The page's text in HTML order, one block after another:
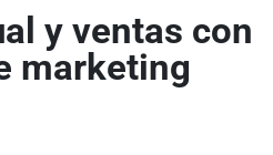
y ventas con
marketing